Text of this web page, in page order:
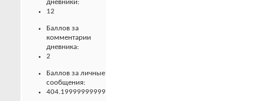
дневники:
12
Баллов за
комментарии
дневника:
2
Баллов за личные
сообщения:
404.19999999999